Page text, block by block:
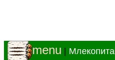
menu